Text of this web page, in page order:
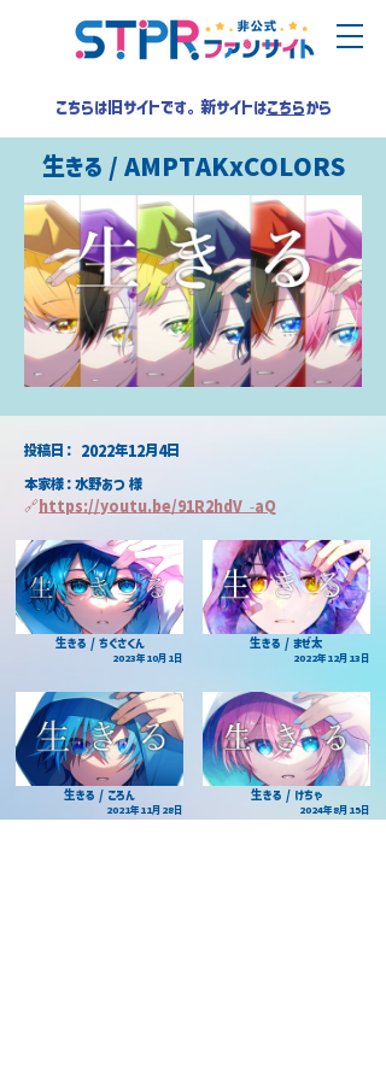
こちらは旧サイトです。新サイトはこちらから
生きる / AMPTAKxCOLORS
2022年12月4日
​投稿日：
本家様：水野あつ 様
🔗https://youtu.be/91R2hdV_-aQ
生きる / ちぐさくん
2023年10月1日
生きる / ころん
2021年11月28日
生きる / まぜ太
2022年12月13日
生きる / けちゃ
2024年8月15日